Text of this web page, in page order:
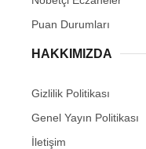
Puan Durumları
HAKKIMIZDA
Gizlilik Politikası
Genel Yayın Politikası
İletişim